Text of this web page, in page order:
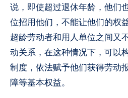
说，即使超过退休年龄，他们
位招用他们，不能让他们的权
超龄劳动者和用人单位之间又
动关系，在这种情况下，可以
制度，依法赋予他们获得劳动
障等基本权益。